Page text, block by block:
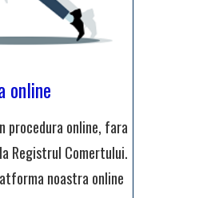
online
online, fara
Registrul Comertului.
noastra online